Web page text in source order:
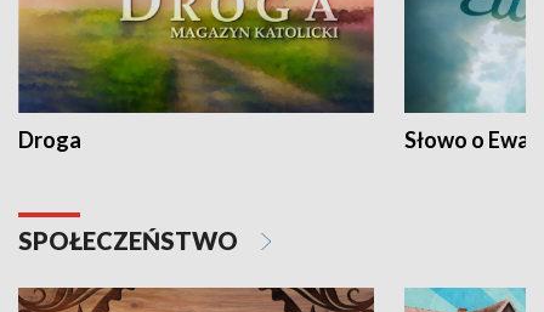
Droga Słowo o
SPOŁECZEŃSTWO